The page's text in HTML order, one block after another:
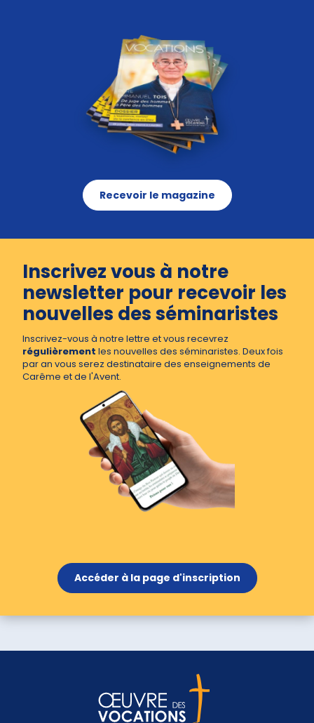
Recevoir le magazine
Inscrivez vous à notre
newsletter pour recevoir les
nouvelles des séminaristes
Inscrivez-vous à notre lettre et vous recevrez
régulièrement les nouvelles des séminaristes. Deux fois
par an vous serez destinataire des enseignements de
Carême et de l'Avent.
Accéder à la page d'inscription